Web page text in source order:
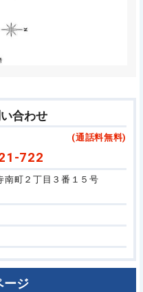
合わせ
(通話料無料)
722
町２丁目３番１５号
ージ